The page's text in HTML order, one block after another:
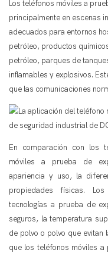
Los teléfonos móviles a
principalmente en escenas
adecuados para entornos
petróleo, productos
petróleo, parques de
inflamables y explosivos.
que las comunicaciones
En comparación con los
móviles a prueba de
apariencia y uso, la
propiedades físicas.
tecnologías a prueba de
seguros, la temperatura
de polvo o polvo que evitan
que los teléfonos móviles